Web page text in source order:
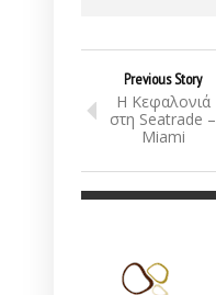
Previous Story
H Κεφαλονιά
στη Seatrade –
Miami